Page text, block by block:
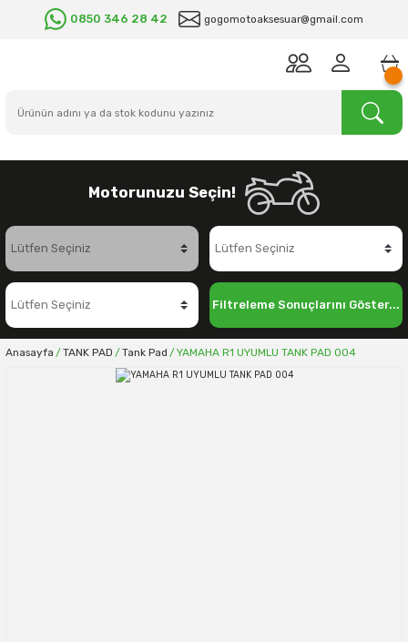
0850 346 28 42 gogomotoaksesuar@gmail.com
Motorunuzu Seçin!
Filtreleme Sonuçlarını Göster...
Anasayfa TANK PAD Tank Pad YAMAHA R1 UYUMLU TANK PAD 004